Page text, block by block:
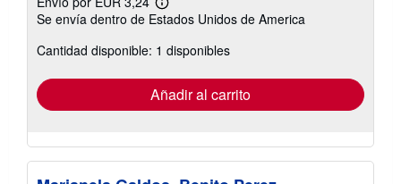
Más
información
las
tarifas
envío
Se envía dentro de Estados Unidos de America
Cantidad disponible: 1 disponibles
Añadir al carrito